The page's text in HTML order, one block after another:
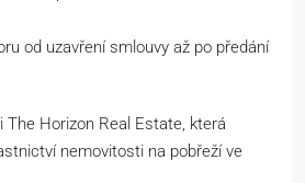
od uzavření smlouvy až po předání
Horizon Real Estate, která
nemovitosti na pobřeží ve